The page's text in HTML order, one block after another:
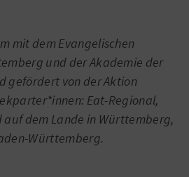
mit dem Evangelischen
und der Akademie der
gefördert von der Aktion
Eat-Regional,
dem Lande in Württemberg,
Württemberg.